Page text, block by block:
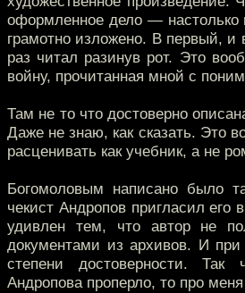
оформленное дело — настолько
грамотно изложено. В первый, и
раз читал разинув рот. Это
войну, прочитанная мной с
Там не то что достоверно
Даже не знаю, как сказать. Это
расценивать как учебник, а не
Богомоловым написано было
чекист Андропов пригласил его
удивлен тем, что автор не
документами из архивов. И
степени достоверности.
Андропова проперло, то про меня